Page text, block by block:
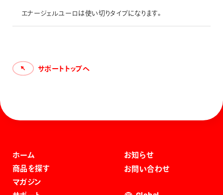
エナージェルユーロは使い切りタイプになります。
サポートトップへ
ホーム
商品を探す
マガジン
お知らせ
お問い合わせ